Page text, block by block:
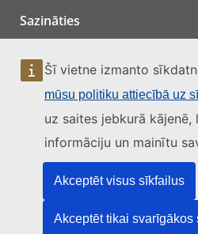
Šī vietne izmanto
mūsu politiku attiecībā uz
uz saites jebkurā kājenē,
informāciju un mainītu
Akceptēt visus sīkfailus
Akceptēt tikai svarīgākos
Sazināties